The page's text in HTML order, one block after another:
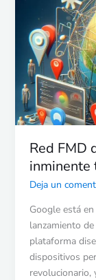
Red FMD
inminente
Deja un
Google está
lanzamiento
plataforma
dispositivos
Google:
lanzamiento
inminente
tras
actualización
iOS